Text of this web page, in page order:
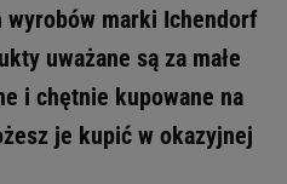
marki Ichendorf
uważane są za małe
i chętnie kupowane na
je kupić w okazyjnej